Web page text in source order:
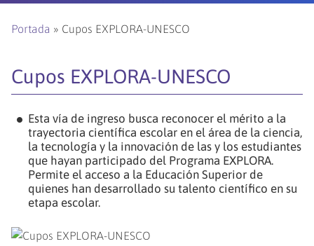
Portada » Cupos EXPLORA-UNESCO
Cupos EXPLORA-UNESCO
Esta vía de ingreso busca reconocer el mérito a la
trayectoria científica escolar en el área de la ciencia,
la tecnología y la innovación de las y los estudiantes
que hayan participado del Programa EXPLORA.
Permite el acceso a la Educación Superior de
quienes han desarrollado su talento científico en su
etapa escolar.